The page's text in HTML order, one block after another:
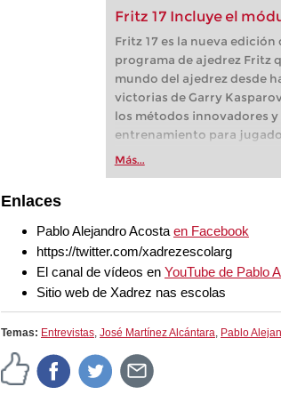
Fritz 17 Incluye el
Fritz 17 es la nueva edición
programa de ajedrez Fritz
mundo del ajedrez desde
victorias de Garry
los métodos innovadores
entrenamiento para
profesionales; ajedrez
espectacular: Fritz 17
una red neuronal de
Fritz".
Más...
Enlaces
Pablo Alejandro Acosta en Facebook
https://twitter.com/xadrezescolarg
El canal de vídeos en YouTube de Pablo
Sitio web de Xadrez nas escolas
Temas: Entrevistas, José Martínez Alcántara, Pablo